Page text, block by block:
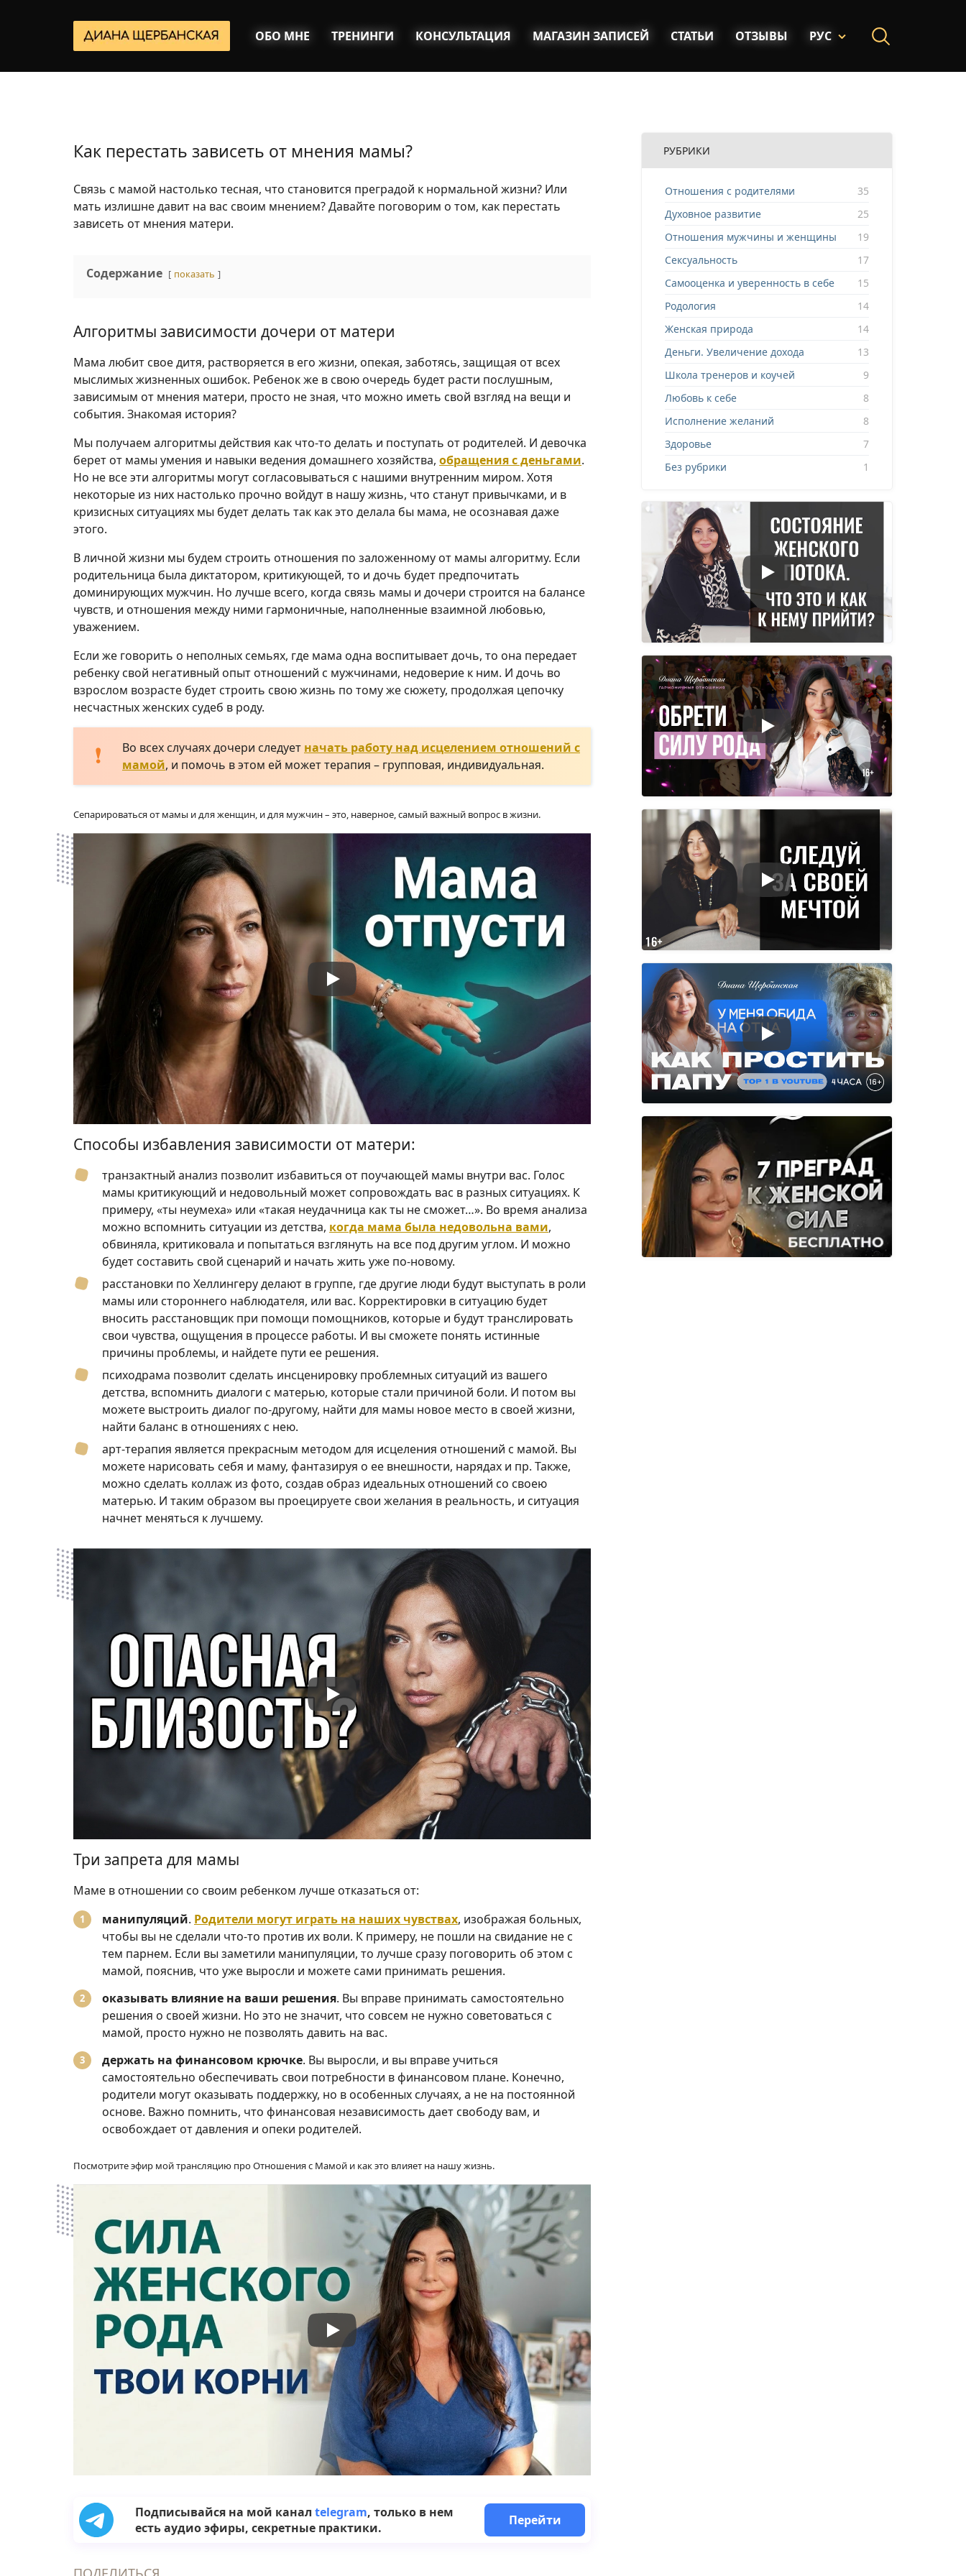
ОБО МНЕ ТРЕНИНГИ КОНСУЛЬТАЦИЯ МАГАЗИН ЗАПИСЕЙ СТАТЬИ ОТЗЫВЫ РУС
Как перестать зависеть от мнения мамы?
Связь с мамой настолько тесная, что становится преградой к нормальной жизни? Или
мать излишне давит на вас своим мнением? Давайте поговорим о том, как перестать
зависеть от мнения матери.
Содержание показать
Алгоритмы зависимости дочери от матери
Мама любит свое дитя, растворяется в его жизни, опекая, заботясь, защищая от всех
мыслимых жизненных ошибок. Ребенок же в свою очередь будет расти послушным,
зависимым от мнения матери, просто не зная, что можно иметь свой взгляд на вещи и
события. Знакомая история?
Мы получаем алгоритмы действия как что-то делать и поступать от родителей. И девочка
берет от мамы умения и навыки ведения домашнего хозяйства, обращения с деньгами.
Но не все эти алгоритмы могут согласовываться с нашими внутренним миром. Хотя
некоторые из них настолько прочно войдут в нашу жизнь, что станут привычками, и в
кризисных ситуациях мы будет делать так как это делала бы мама, не осознавая даже
этого.
В личной жизни мы будем строить отношения по заложенному от мамы алгоритму. Если
родительница была диктатором, критикующей, то и дочь будет предпочитать
доминирующих мужчин. Но лучше всего, когда связь мамы и дочери строится на балансе
чувств, и отношения между ними гармоничные, наполненные взаимной любовью,
уважением.
Если же говорить о неполных семьях, где мама одна воспитывает дочь, то она передает
ребенку свой негативный опыт отношений с мужчинами, недоверие к ним. И дочь во
взрослом возрасте будет строить свою жизнь по тому же сюжету, продолжая цепочку
несчастных женских судеб в роду.
Во всех случаях дочери следует начать работу над исцелением отношений с
мамой, и помочь в этом ей может терапия – групповая, индивидуальная.
Сепарироваться от мамы и для женщин, и для мужчин – это, наверное, самый важный вопрос в жизни.
Способы избавления зависимости от матери:
транзактный анализ позволит избавиться от поучающей мамы внутри вас. Голос
мамы критикующий и недовольный может сопровождать вас в разных ситуациях. К
примеру, «ты неумеха» или «такая неудачница как ты не сможет…». Во время анализа
можно вспомнить ситуации из детства, когда мама была недовольна вами,
обвиняла, критиковала и попытаться взглянуть на все под другим углом. И можно
будет составить свой сценарий и начать жить уже по-новому.
расстановки по Хеллингеру делают в группе, где другие люди будут выступать в роли
мамы или стороннего наблюдателя, или вас. Корректировки в ситуацию будет
вносить расстановщик при помощи помощников, которые и будут транслировать
свои чувства, ощущения в процессе работы. И вы сможете понять истинные
причины проблемы, и найдете пути ее решения.
психодрама позволит сделать инсценировку проблемных ситуаций из вашего
детства, вспомнить диалоги с матерью, которые стали причиной боли. И потом вы
можете выстроить диалог по-другому, найти для мамы новое место в своей жизни,
найти баланс в отношениях с нею.
арт-терапия является прекрасным методом для исцеления отношений с мамой. Вы
можете нарисовать себя и маму, фантазируя о ее внешности, нарядах и пр. Также,
можно сделать коллаж из фото, создав образ идеальных отношений со своею
матерью. И таким образом вы проецируете свои желания в реальность, и ситуация
начнет меняться к лучшему.
Три запрета для мамы
Маме в отношении со своим ребенком лучше отказаться от:
манипуляций. Родители могут играть на наших чувствах, изображая больных,
чтобы вы не сделали что-то против их воли. К примеру, не пошли на свидание не с
тем парнем. Если вы заметили манипуляции, то лучше сразу поговорить об этом с
мамой, пояснив, что уже выросли и можете сами принимать решения.
оказывать влияние на ваши решения. Вы вправе принимать самостоятельно
решения о своей жизни. Но это не значит, что совсем не нужно советоваться с
мамой, просто нужно не позволять давить на вас.
держать на финансовом крючке. Вы выросли, и вы вправе учиться
самостоятельно обеспечивать свои потребности в финансовом плане. Конечно,
родители могут оказывать поддержку, но в особенных случаях, а не на постоянной
основе. Важно помнить, что финансовая независимость дает свободу вам, и
освобождает от давления и опеки родителей.
Посмотрите эфир мой трансляцию про Отношения с Мамой и как это влияет на нашу жизнь.
Подписывайся на мой канал telegram, только в нем
есть аудио эфиры, секретные практики.
Перейти
РУБРИКИ
Отношения с родителями
35
Духовное развитие
25
Отношения мужчины и женщины
19
Сексуальность
17
Самооценка и уверенность в себе
15
Родология
14
Женская природа
14
Деньги. Увеличение дохода
13
Школа тренеров и коучей
9
Любовь к себе
8
Исполнение желаний
8
Здоровье
7
Без рубрики
1